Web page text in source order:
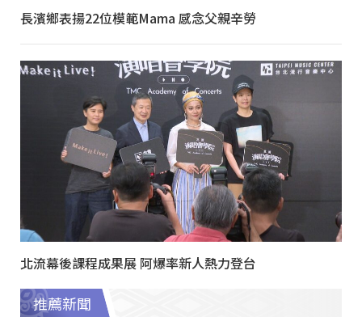
長濱鄉表揚22位模範Mama 感念父親辛勞
北流幕後課程成果展 阿爆率新人熱力登台
推薦新聞